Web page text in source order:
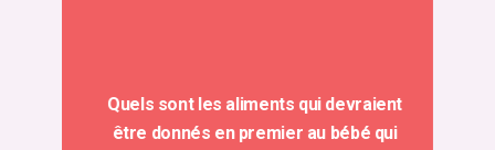
Quels sont les aliments qui devraient
être donnés en premier au bébé qui